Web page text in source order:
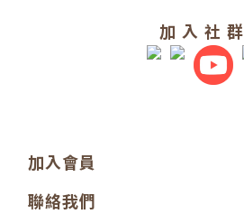
加 入 社 群
加入會員
聯絡我們